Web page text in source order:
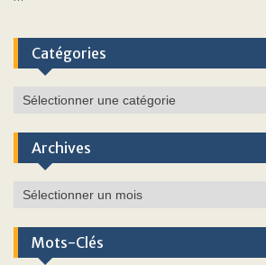
Catégories
Catégories
Archives
Archives
Mots-Clés